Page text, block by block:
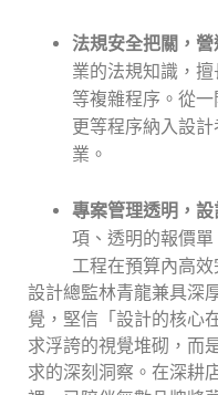
法規安全把關，
業的法規知識，
等複雜程序。從
更等程序納入設
業。
專案管理透明，
項、透明的報價
工程在預算內高
設計總監林青龍兼具深
覺，堅信「設計的核心
求浮誇的視覺堆砌，而
求的深刻洞察。在深耕